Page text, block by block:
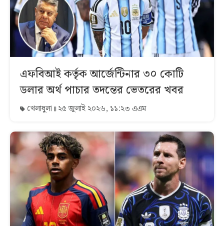
এফবিআই কর্তৃক আর্জেন্টিনার ৩০ কোটি
ডলার অর্থ পাচার তদন্তের ভেতরের খবর
খেলাধুলা ২৫ জুলাই ২০২৬, ১১:২৩ এএম